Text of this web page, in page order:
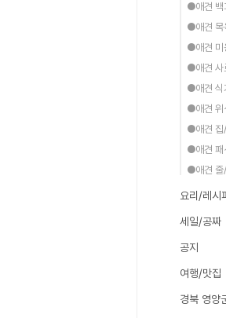
●애견 백
●애견 목
●애견 미
●애견 사
●애견 식
●애견 위
●애견 집
●애견 패
●애견 줄
요리/레시
세일/공짜
공지
여행/맛집
경북 영양